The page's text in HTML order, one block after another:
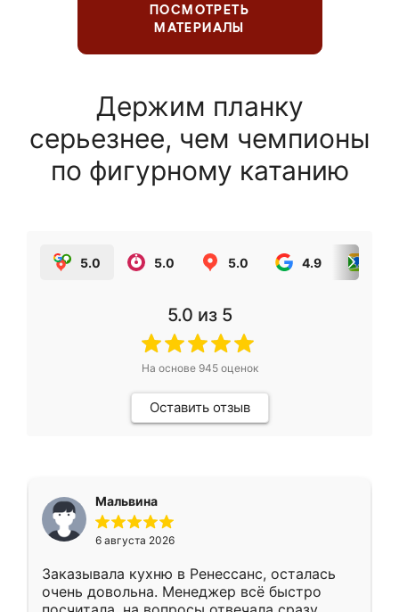
ПОСМОТРЕТЬ
МАТЕРИАЛЫ
Держим планку
серьезнее, чем чемпионы
по фигурному катанию
5.0 5.0 5.0 4.9
5.0 из 5
На основе 945оценок
Оставить отзыв
Мальвина
6 августа 2026
Заказывала кухню в Ренессанс, осталась
очень довольна. Менеджер всё быстро